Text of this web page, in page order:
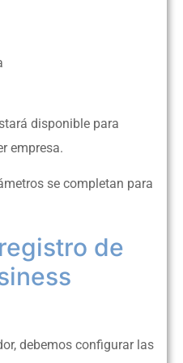
disponible para
empresa.
se completan para
de
debemos configurar las